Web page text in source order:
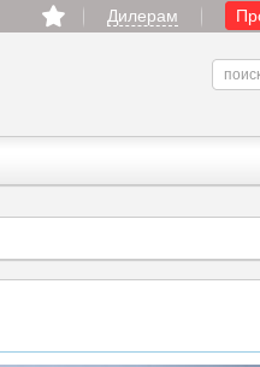
Дилерам